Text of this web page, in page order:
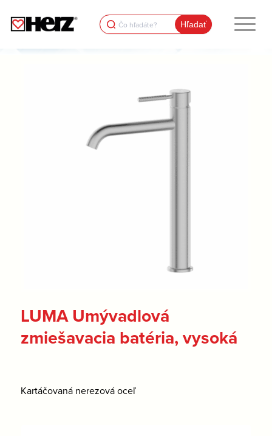
Search
for:
LUMA Umývadlová
zmiešavacia batéria, vysoká
Kartáčovaná nerezová oceľ